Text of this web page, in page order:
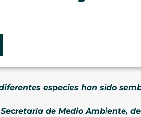
especies han sido
de Medio Ambiente,